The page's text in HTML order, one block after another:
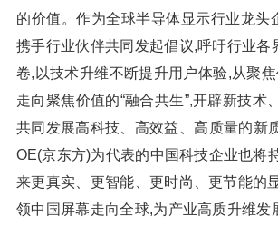
的价值。作为全球半导体显示行业龙头
携手行业伙伴共同发起倡议,呼吁行业各
卷,以技术升维不断提升用户体验,从聚焦
走向聚焦价值的“融合共生”,开辟新技术
共同发展高科技、高效益、高质量的新
OE(京东方)为代表的中国科技企业也将
来更真实、更智能、更时尚、更节能的
领中国屏幕走向全球,为产业高质升维发